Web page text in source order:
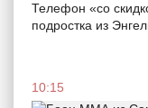
Телефон «со
подростка из
10:15